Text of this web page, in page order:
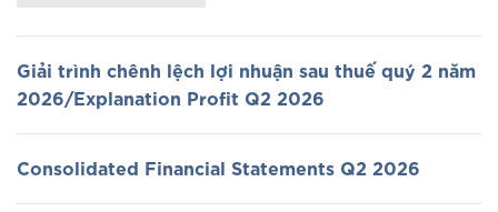
Giải trình chênh lệch lợi nhuận sau thuế quý 2 năm
2026/Explanation Profit Q2 2026
Consolidated Financial Statements Q2 2026